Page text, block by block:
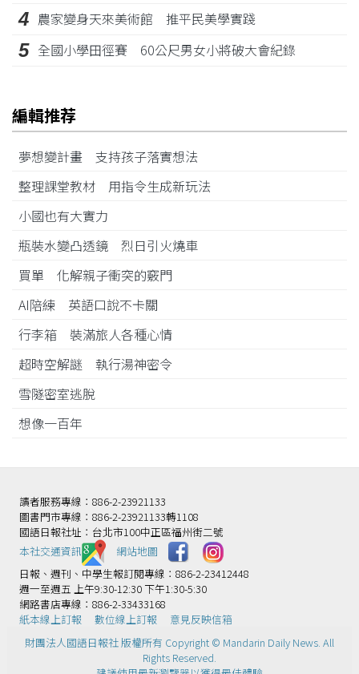
4 農家變身天來美術館 推平民美學實踐
5 全國小學田徑賽 60公尺男女小將破大會紀錄
編輯推荐
夢想變計畫 支持孩子落實想法
整理課堂教材 用指令生成新玩法
小國也有大實力
瓶裝水變凸透鏡 烈日引火燒車
買單 化解親子衝突的竅門
AI陪練 英語口說不卡關
行李箱 裝滿旅人各種心情
超時空解謎 執行湯神密令
雪隧密室逃脫
想像一百年
讀者服務專線：886-2-23921133
圖書門市專線：886-2-23921133轉1108
國語日報社址：台北市100中正區福州街二號
本社交通資訊️
網站地圖
日報、週刊、中學生報訂閱專線：886-2-23412448
週一至週五 上午9:30-12:30 下午1:30-5:30
網路書店專線：886-2-33433168
紙本線上訂報
數位線上訂報
意見反映信箱
財團法人國語日報社 版權所有 Copyright © Mandarin Daily News. All
Rights Reserved.